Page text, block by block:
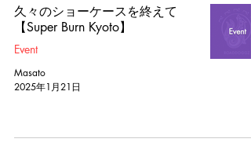
久々のショーケースを終えて
【Super Burn Kyoto】
Event
Masato
2025年1月21日